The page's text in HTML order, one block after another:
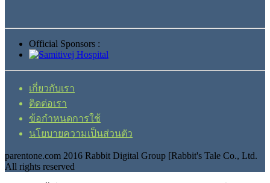
Official Sponsors :
เกี่ยวกับเรา
ติดต่อเรา
ข้อกำหนดการใช้
นโยบายความเป็นส่วนตัว
parentone.com 2016 Rabbit Digital Group [Rabbit's Tale Co., Ltd.
All rights reserved